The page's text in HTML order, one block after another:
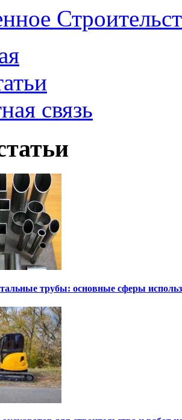
связь
трубы: основные сферы